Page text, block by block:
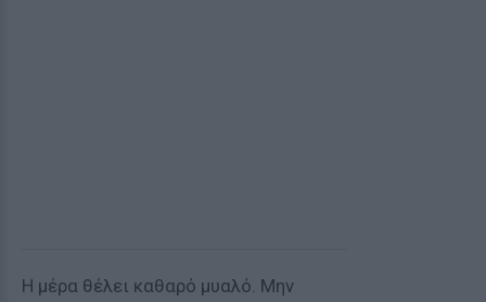
Η μέρα θέλει καθαρό μυαλό. Μην